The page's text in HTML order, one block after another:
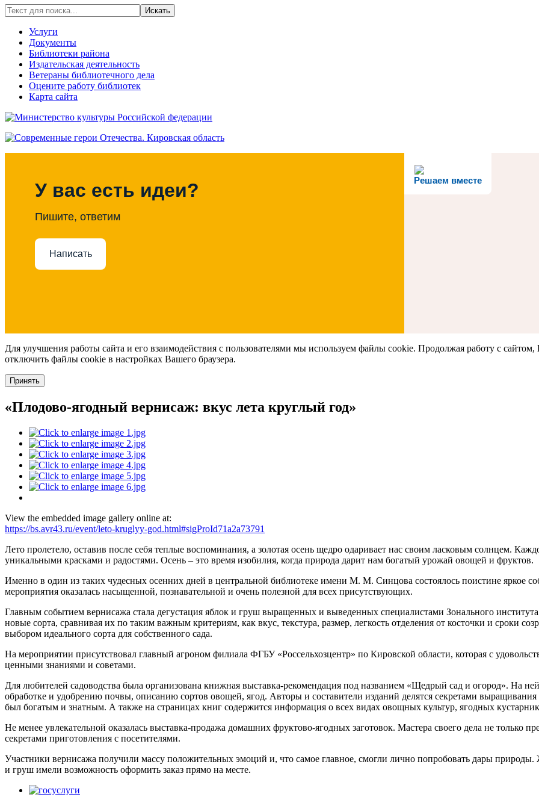
Искать
Услуги
Документы
Библиотеки района
Издательская деятельность
Ветераны библиотечного дела
Оцените работу библиотек
Карта сайта
Решаем вместе
У вас есть идеи?
Пишите, ответим
Написать
Для улучшения работы сайта и его взаимодействия с пользователями мы используем файлы cookie. Продолжая работу с
отключить файлы cookie в настройках Вашего браузера.
Принять
«Плодово-ягодный вернисаж: вкус лета круглый год»
View the embedded image gallery online at:
https://bs.avr43.ru/event/leto-kruglyy-god.html#sigProId71a2a73791
Лето пролетело, оставив после себя теплые воспоминания, а золотая осень щедро одаривает нас своим ласковым солнцем.
уникальными красками и радостями. Осень – это время изобилия, когда природа дарит нам богатый урожай овощей и фруктов.
Именно в один из таких чудесных осенних дней в центральной библиотеке имени М. М. Синцова состоялось поистине яркое
мероприятия оказалась насыщенной, познавательной и очень полезной для всех присутствующих.
Главным событием вернисажа стала дегустация яблок и груш выращенных и выведенных специалистами Зонального
новые сорта, сравнивая их по таким важным критериям, как вкус, текстура, размер, легкость отделения от косточки и сроки
выбором идеального сорта для собственного сада.
На мероприятии присутствовал главный агроном филиала ФГБУ «Россельхозцентр» по Кировской области, которая с
ценными знаниями и советами.
Для любителей садоводства была организована книжная выставка-рекомендация под названием «Щедрый сад и огород». На
обработке и удобрению почвы, описанию сортов овощей, ягод. Авторы и составители изданий делятся секретами
был богатым и знатным. А также на страницах книг содержится информация о всех видах овощных культур, ягодных
Не менее увлекательной оказалась выставка-продажа домашних фруктово-ягодных заготовок. Мастера своего дела не только
секретами приготовления с посетителями.
Участники вернисажа получили массу положительных эмоций и, что самое главное, смогли лично попробовать дары
и груш имели возможность оформить заказ прямо на месте.